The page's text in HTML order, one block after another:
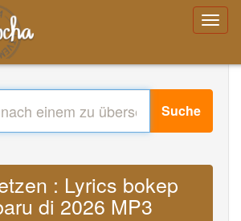
Suche
: Lyrics bokep
di 2026 MP3